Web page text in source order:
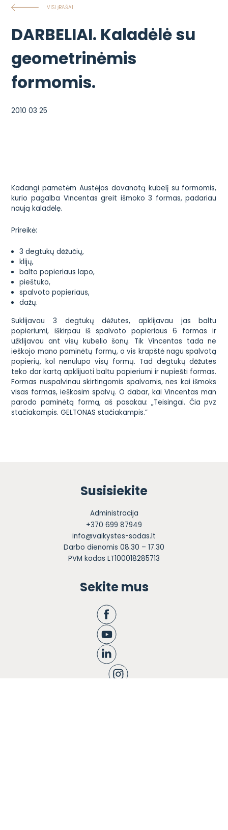
VISI ĮRAŠAI
DARBELIAI. Kaladėlė su
geometrinėmis
formomis.
2010 03 25
Kadangi pametėm Austėjos dovanotą kubelį su formomis,
kurio pagalba Vincentas greit išmoko 3 formas, padariau
naują kaladėlę.
Prireikė:
3 degtukų dėžučių,
klijų,
balto popieriaus lapo,
pieštuko,
spalvoto popieriaus,
dažų.
Suklijavau 3 degtukų dėžutes, apklijavau jas baltu
popieriumi, iškirpau iš spalvoto popieriaus 6 formas ir
užklijavau ant visų kubelio šonų. Tik Vincentas tada ne
ieškojo mano paminėtų formų, o vis krapštė nagu spalvotą
popierių, kol nenulupo visų formų. Tad degtukų dėžutes
teko dar kartą apklijuoti baltu popieriumi ir nupiešti formas.
Formas nuspalvinau skirtingomis spalvomis, nes kai išmoks
visas formas, ieškosim spalvų. O dabar, kai Vincentas man
parodo paminėtą formą, aš pasakau: „Teisingai. Čia pvz
stačiakampis. GELTONAS stačiakampis.”
Susisiekite
Administracija
+370 699 87949
info@vaikystes-sodas.lt
Darbo dienomis 08.30 – 17.30
PVM kodas LT100018285713
Sekite mus